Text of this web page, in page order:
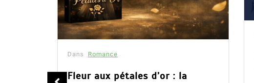
Dans Romance
Fleur aux pétales d’or : la